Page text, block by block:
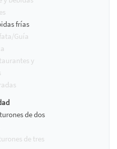
frías
Guía
y
de dos
de tres